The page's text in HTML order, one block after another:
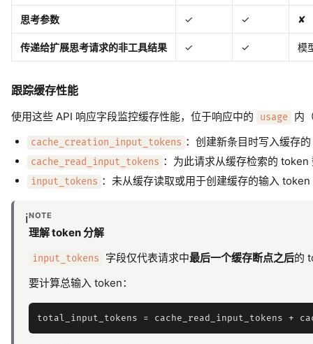
思考参数 ✓ ✓ ✘
传递给扩展思考请求的非工具结果 ✓ ✓ 模
跟踪缓存性能
使用这些 API 响应字段监控缓存性能，位于响应中的 usage 内
cache_creation_input_tokens ：创建新条目时写入缓存
cache_read_input_tokens ：为此请求从缓存检索的 token
input_tokens ：未从缓存读取或用于创建缓存的输入
ℹ️NOTE
理解 token 分解
input_tokens 字段仅代表请求中最后一个缓存断点之后的
要计算总输入 token：